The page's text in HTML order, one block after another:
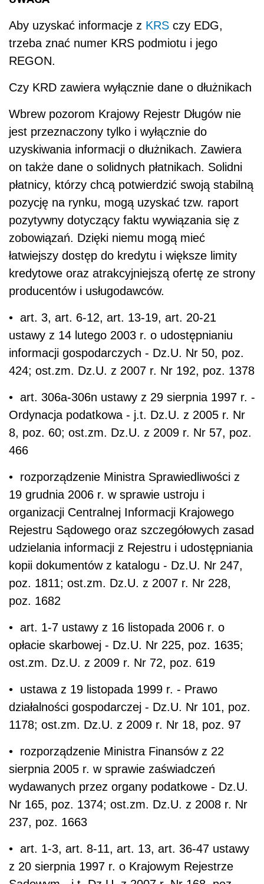
Aby uzyskać informacje z KRS czy EDG,
trzeba znać numer KRS podmiotu i jego
REGON.
Czy KRD zawiera wyłącznie dane o dłużnikach
Wbrew pozorom Krajowy Rejestr Długów nie
jest przeznaczony tylko i wyłącznie do
uzyskiwania informacji o dłużnikach. Zawiera
on także dane o solidnych płatnikach. Solidni
płatnicy, którzy chcą potwierdzić swoją stabilną
pozycję na rynku, mogą uzyskać tzw. raport
pozytywny dotyczący faktu wywiązania się z
zobowiązań. Dzięki niemu mogą mieć
łatwiejszy dostęp do kredytu i większe limity
kredytowe oraz atrakcyjniejszą ofertę ze strony
producentów i usługodawców.
• art. 3, art. 6-12, art. 13-19, art. 20-21
ustawy z 14 lutego 2003 r. o udostępnianiu
informacji gospodarczych - Dz.U. Nr 50, poz.
424; ost.zm. Dz.U. z 2007 r. Nr 192, poz. 1378
• art. 306a-306n ustawy z 29 sierpnia 1997 r. -
Ordynacja podatkowa - j.t. Dz.U. z 2005 r. Nr
8, poz. 60; ost.zm. Dz.U. z 2009 r. Nr 57, poz.
466
• rozporządzenie Ministra Sprawiedliwości z
19 grudnia 2006 r. w sprawie ustroju i
organizacji Centralnej Informacji Krajowego
Rejestru Sądowego oraz szczegółowych zasad
udzielania informacji z Rejestru i udostępniania
kopii dokumentów z katalogu - Dz.U. Nr 247,
poz. 1811; ost.zm. Dz.U. z 2007 r. Nr 228,
poz. 1682
• art. 1-7 ustawy z 16 listopada 2006 r. o
opłacie skarbowej - Dz.U. Nr 225, poz. 1635;
ost.zm. Dz.U. z 2009 r. Nr 72, poz. 619
• ustawa z 19 listopada 1999 r. - Prawo
działalności gospodarczej - Dz.U. Nr 101, poz.
1178; ost.zm. Dz.U. z 2009 r. Nr 18, poz. 97
• rozporządzenie Ministra Finansów z 22
sierpnia 2005 r. w sprawie zaświadczeń
wydawanych przez organy podatkowe - Dz.U.
Nr 165, poz. 1374; ost.zm. Dz.U. z 2008 r. Nr
237, poz. 1663
• art. 1-3, art. 8-11, art. 13, art. 36-47 ustawy
z 20 sierpnia 1997 r. o Krajowym Rejestrze